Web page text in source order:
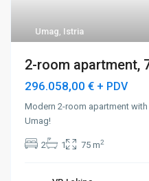
Umag, Istria
2-room apartment,
296.058,00 € + PDV
Modern 2-room apartment
Umag!
2 1 75 m2